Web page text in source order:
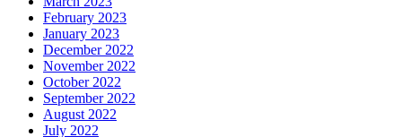
February 2023
January 2023
December 2022
November 2022
October 2022
September 2022
August 2022
July 2022